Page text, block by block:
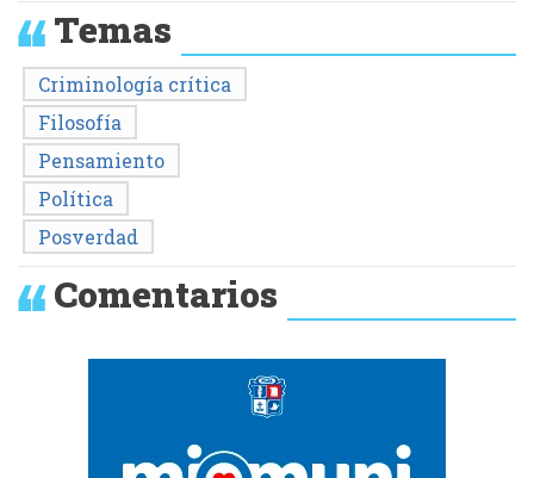
Temas
Criminología crítica
Filosofía
Pensamiento
Política
Posverdad
Comentarios